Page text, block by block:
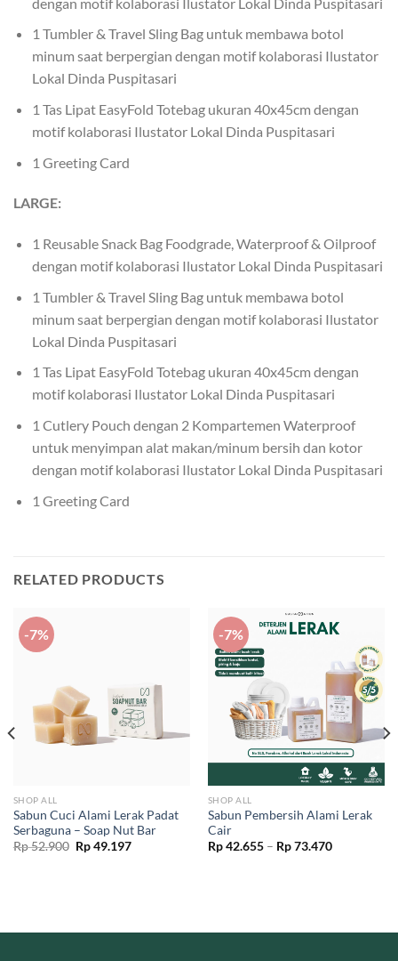
1 Tumbler & Travel Sling Bag untuk membawa botol
minum saat berpergian dengan motif kolaborasi Ilustator
Lokal Dinda Puspitasari
1 Tas Lipat EasyFold Totebag ukuran 40x45cm dengan
motif kolaborasi Ilustator Lokal Dinda Puspitasari
1 Greeting Card
LARGE:
1 Reusable Snack Bag Foodgrade, Waterproof & Oilproof
dengan motif kolaborasi Ilustator Lokal Dinda Puspitasari
1 Tumbler & Travel Sling Bag untuk membawa botol
minum saat berpergian dengan motif kolaborasi Ilustator
Lokal Dinda Puspitasari
1 Tas Lipat EasyFold Totebag ukuran 40x45cm dengan
motif kolaborasi Ilustator Lokal Dinda Puspitasari
1 Cutlery Pouch dengan 2 Kompartemen Waterproof
untuk menyimpan alat makan/minum bersih dan kotor
dengan motif kolaborasi Ilustator Lokal Dinda Puspitasari
1 Greeting Card
RELATED PRODUCTS
-7%
SHOP ALL
Sabun Cuci Alami Lerak Padat
Serbaguna – Soap Nut Bar
Rp52.900 Original
price
Rp49.197Current
-7%
SHOP ALL
Sabun Pembersih Alami Lerak
Cair
Rp42.655 – Rp73.470Price